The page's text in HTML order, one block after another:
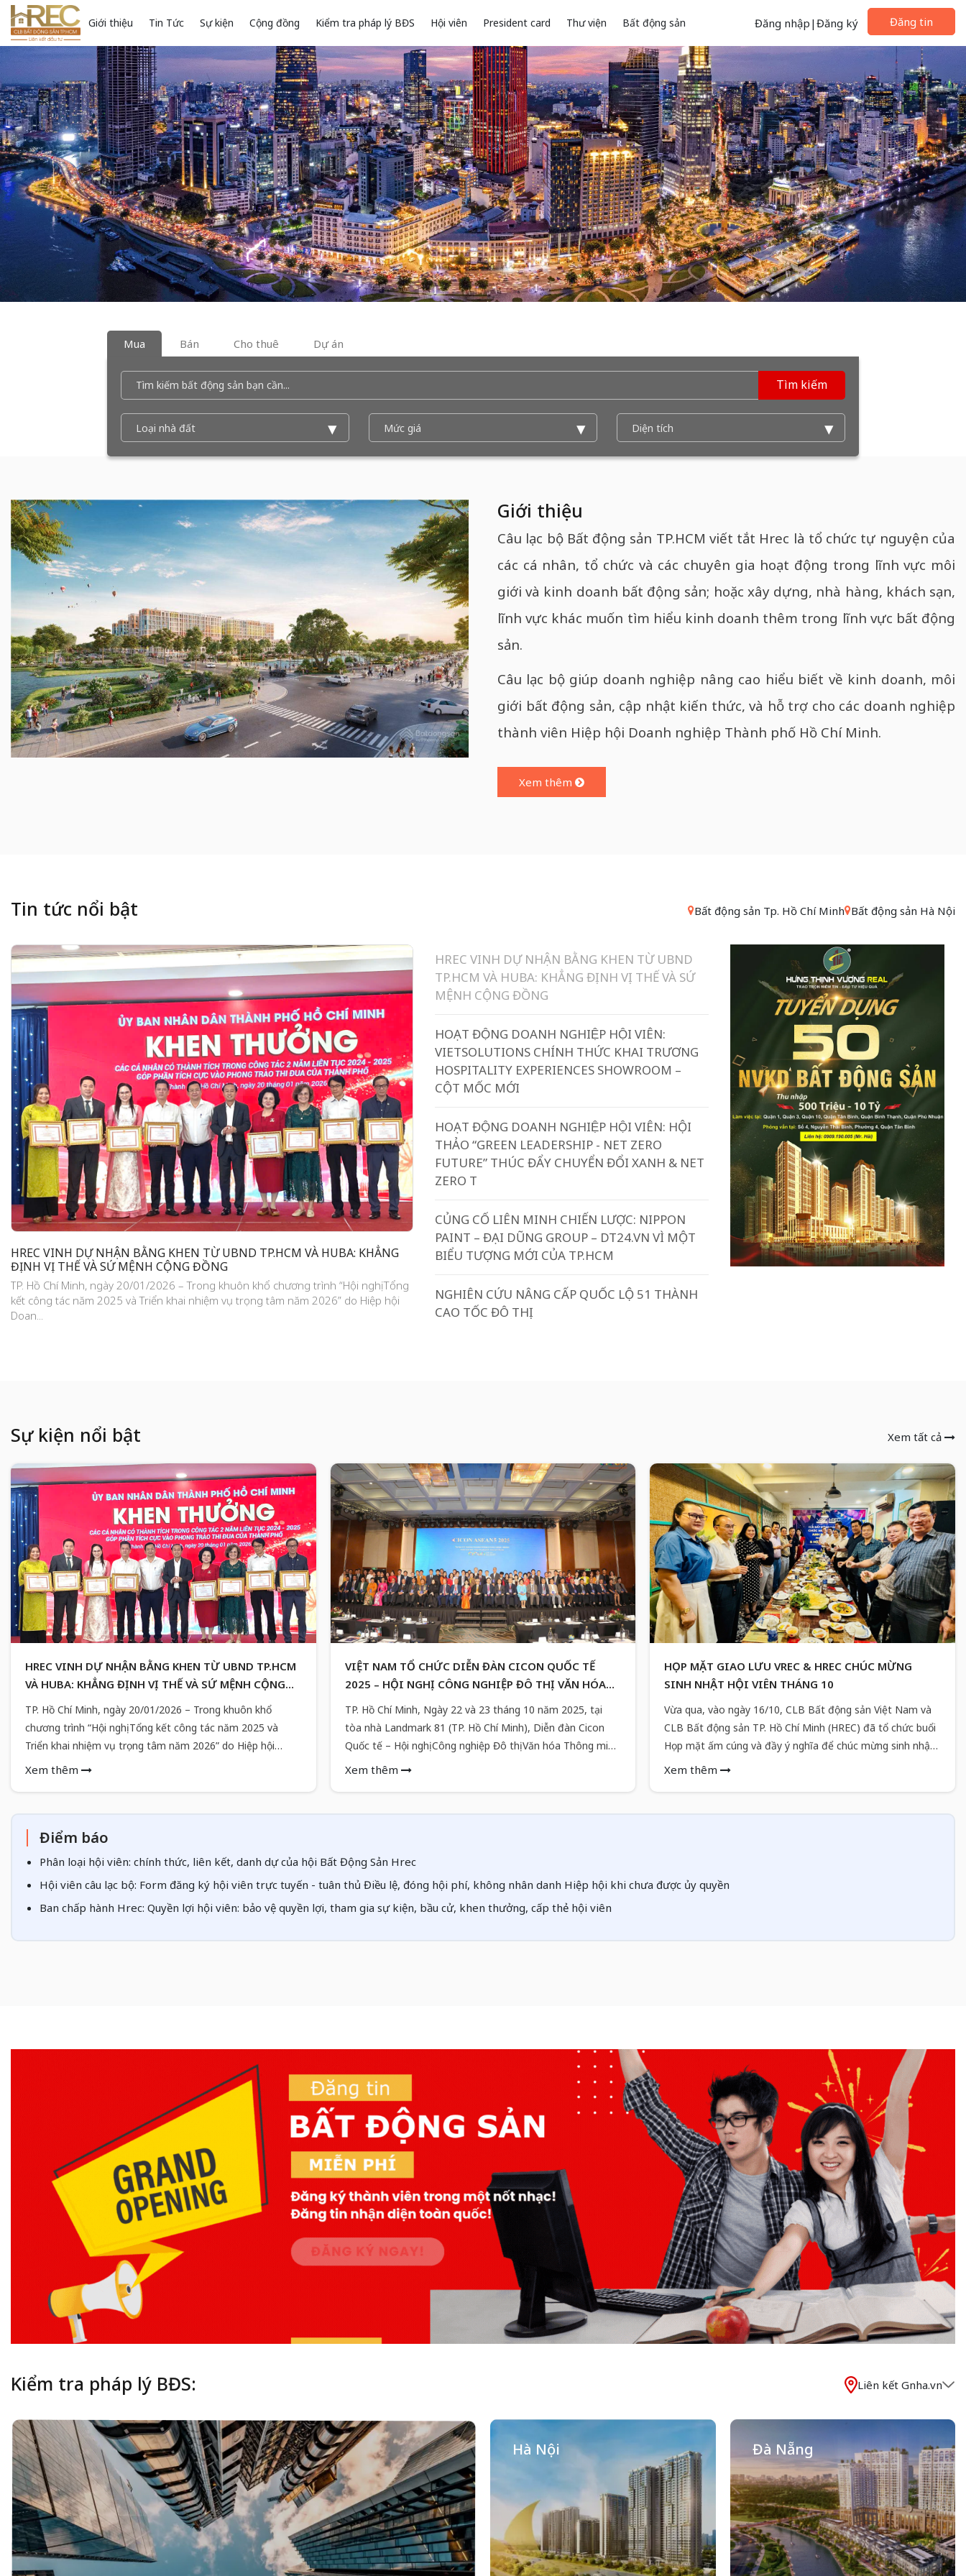
Giới thiệu Tin Tức Sự kiện Cộng đồng Kiểm tra pháp lý BĐS Hội viên President card Thư viện Bất động sản Đăng nhập | Đăng ký Đăng tin
Loading...
Mua Bán Cho thuê Dự án
Tìm kiếm
Giới thiệu
Câu lạc bộ Bất động sản TP.HCM viết tắt Hrec là tổ chức tự nguyện của
các cá nhân, tổ chức và các chuyên gia hoạt động trong lĩnh vực môi
giới và kinh doanh bất động sản; hoặc xây dựng, nhà hàng, khách sạn,
lĩnh vực khác muốn tìm hiểu kinh doanh thêm trong lĩnh vực bất động
sản.
Câu lạc bộ giúp doanh nghiệp nâng cao hiểu biết về kinh doanh, môi
giới bất động sản, cập nhật kiến thức, và hỗ trợ cho các doanh nghiệp
thành viên Hiệp hội Doanh nghiệp Thành phố Hồ Chí Minh.
Xem thêm
Tin tức nổi bật Bất động sản Tp. Hồ Chí Minh Bất động sản Hà Nội
HREC VINH DỰ NHẬN BẰNG KHEN TỪ UBND TP.HCM VÀ HUBA: KHẲNG
ĐỊNH VỊ THẾ VÀ SỨ MỆNH CỘNG ĐỒNG
TP. Hồ Chí Minh, ngày 20/01/2026 – Trong khuôn khổ chương trình “Hội nghị Tổng
kết công tác năm 2025 và Triển khai nhiệm vụ trọng tâm năm 2026” do Hiệp hội
Doan...
HREC VINH DỰ NHẬN BẰNG KHEN TỪ UBND
TP.HCM VÀ HUBA: KHẲNG ĐỊNH VỊ THẾ VÀ SỨ
MỆNH CỘNG ĐỒNG
HOẠT ĐỘNG DOANH NGHIỆP HỘI VIÊN:
VIETSOLUTIONS CHÍNH THỨC KHAI TRƯƠNG
HOSPITALITY EXPERIENCES SHOWROOM –
CỘT MỐC MỚI
HOẠT ĐỘNG DOANH NGHIỆP HỘI VIÊN: HỘI
THẢO “GREEN LEADERSHIP - NET ZERO
FUTURE” THÚC ĐẨY CHUYỂN ĐỔI XANH & NET
ZERO T
CỦNG CỐ LIÊN MINH CHIẾN LƯỢC: NIPPON
PAINT – ĐẠI DŨNG GROUP – DT24.VN VÌ MỘT
BIỂU TƯỢNG MỚI CỦA TP.HCM
NGHIÊN CỨU NÂNG CẤP QUỐC LỘ 51 THÀNH
CAO TỐC ĐÔ THỊ
Sự kiện nổi bật Xem tất cả
HREC VINH DỰ NHẬN BẰNG KHEN TỪ UBND TP.HCM
VÀ HUBA: KHẲNG ĐỊNH VỊ THẾ VÀ SỨ MỆNH CỘNG
ĐỒNG
TP. Hồ Chí Minh, ngày 20/01/2026 – Trong khuôn khổ
chương trình “Hội nghị Tổng kết công tác năm 2025 và
Triển khai nhiệm vụ trọng tâm năm 2026” do Hiệp hội
Doanh nghiệp TP.HCM (HUBA) tổ chức, Câu lạc bộ Bất
Doanh nghiệp Thành phố.
Xem thêm
VIỆT NAM TỔ CHỨC DIỄN ĐÀN CICON QUỐC TẾ
2025 – HỘI NGHỊ CÔNG NGHIỆP ĐÔ THỊ VĂN HÓA
THÔNG MINH
TP. Hồ Chí Minh, Ngày 22 và 23 tháng 10 năm 2025, tại
tòa nhà Landmark 81 (TP. Hồ Chí Minh), Diễn đàn Cicon
Quốc tế – Hội nghị Công nghiệp Đô thị Văn hóa Thông minh
năm 2025 (Cicon International Forum 2025) sẽ chính thức
thứ 5 diễn ra tại khu vực ASEAN.
Xem thêm
HỌP MẶT GIAO LƯU VREC & HREC CHÚC MỪNG
SINH NHẬT HỘI VIÊN THÁNG 10
Vừa qua, vào ngày 16/10, CLB Bất động sản Việt Nam và
CLB Bất động sản TP. Hồ Chí Minh (HREC) đã tổ chức buổi
Họp mặt ấm cúng và đầy ý nghĩa để chúc mừng sinh nhật
các hội viên có ngày sinh trong tháng 10. Sự kiện không chỉ
gia trong ngành bất động sản tăng cường kết nối, hợp tác
Xem thêm
Điểm báo
Phân loại hội viên: chính thức, liên kết, danh dự của hội Bất Động Sản Hrec
Hội viên câu lạc bộ: Form đăng ký hội viên trực tuyến - tuân thủ Điều lệ, đóng hội phí, không nhân danh Hiệp hội khi chưa được ủy quyền
Ban chấp hành Hrec: Quyền lợi hội viên: bảo vệ quyền lợi, tham gia sự kiện, bầu cử, khen thưởng, cấp thẻ hội viên
Kiểm tra pháp lý BĐS: Liên kết Gnha.vn
Hà Nội Đà Nẵng